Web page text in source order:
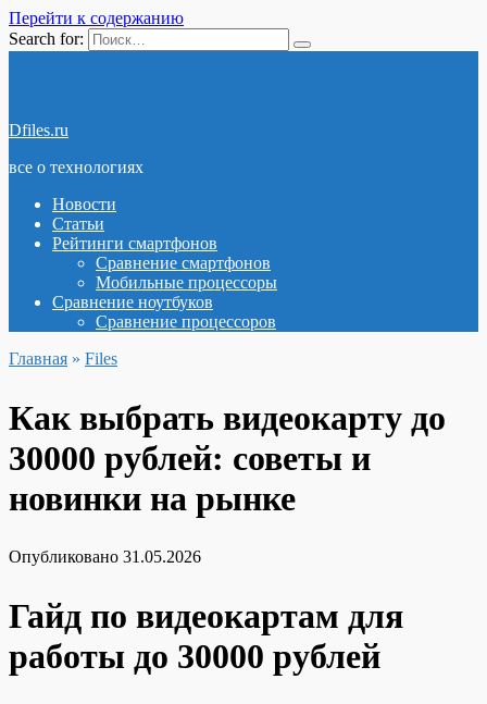
Перейти к содержанию
Search for:
Dfiles.ru
все о технологиях
Новости
Статьи
Рейтинги смартфонов
Сравнение смартфонов
Мобильные процессоры
Сравнение ноутбуков
Сравнение процессоров
Главная » Files
Как выбрать видеокарту до
30000 рублей: советы и
новинки на рынке
Опубликовано 31.05.2026
Гайд по видеокартам для
работы до 30000 рублей